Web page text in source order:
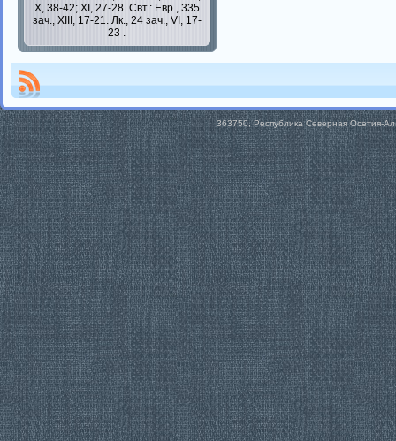
X, 38-42; XI, 27-28. Свт.: Евр., 335
зач., XIII, 17-21. Лк., 24 зач., VI, 17-
23 .
363750, Республика Северная Осетия-